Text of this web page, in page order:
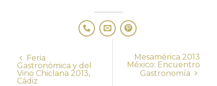
Feria
Gastronómica y del
Vino Chiclana 2013,
Cádiz
Mesamérica 2013
México: Encuentro
Gastronomía